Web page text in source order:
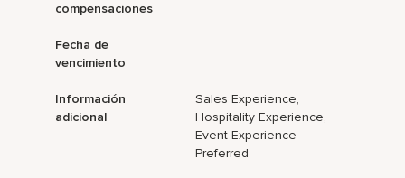
compensaciones
Fecha de
vencimiento
Información
adicional
Sales Experience,
Hospitality Experience,
Event Experience
Preferred